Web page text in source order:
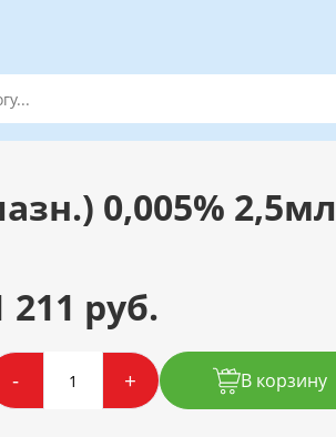
0,005% 2,5мл
211 руб.
- + В корзину